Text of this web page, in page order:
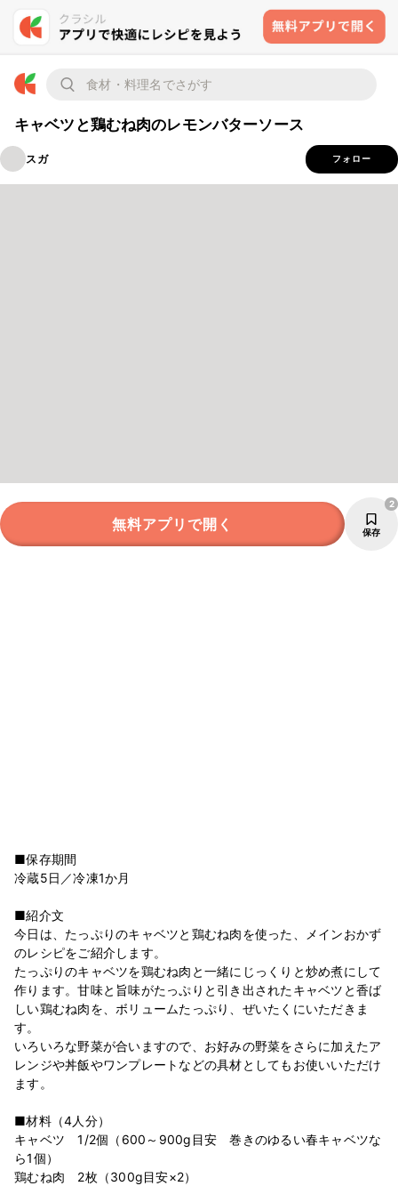
キャベツと鶏むね肉のレモンバターソース
スガ フォロー
無料アプリで開く 保存
2
■保存期間
冷蔵5日／冷凍1か月
■紹介文
今日は、たっぷりのキャベツと鶏むね肉を使った、メインおかず
のレシピをご紹介します。
たっぷりのキャベツを鶏むね肉と一緒にじっくりと炒め煮にして
作ります。甘味と旨味がたっぷりと引き出されたキャベツと香ば
しい鶏むね肉を、ボリュームたっぷり、ぜいたくにいただきま
す。
いろいろな野菜が合いますので、お好みの野菜をさらに加えたア
レンジや丼飯やワンプレートなどの具材としてもお使いいただけ
ます。
■材料（4人分）
キャベツ 1/2個（600～900g目安 巻きのゆるい春キャベツな
ら1個）
鶏むね肉 2枚（300g目安×2）